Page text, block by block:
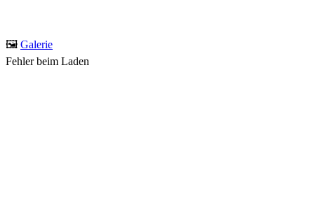
🖼️ Galerie
Fehler beim Laden